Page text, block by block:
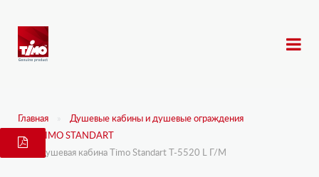
Главная
Душевые кабины и душевые ограждения
TIMO STANDART
Душевая кабина Timo Standart T-5520 L Г/М